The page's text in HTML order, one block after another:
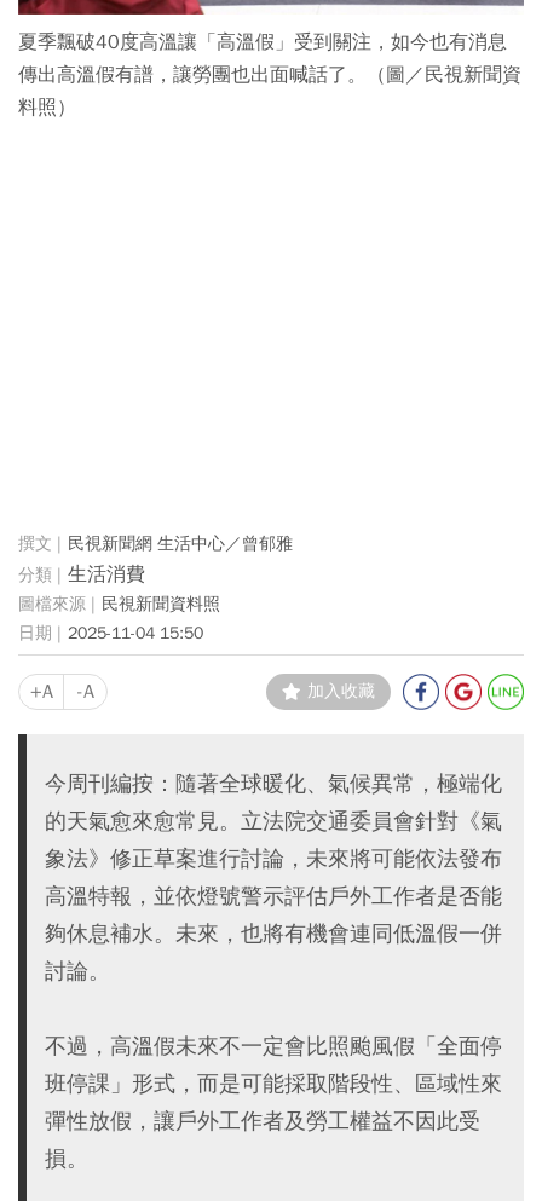
夏季飄破40度高溫讓「高溫假」受到關注，如今也有消息
傳出高溫假有譜，讓勞團也出面喊話了。（圖／民視新聞資
料照）
民視新聞網 生活中心／曾郁雅
生活消費
民視新聞資料照
2025-11-04 15:50
+A -A 加入收藏
今周刊編按：隨著全球暖化、氣候異常，極端化
的天氣愈來愈常見。立法院交通委員會針對《氣
象法》修正草案進行討論，未來將可能依法發布
高溫特報，並依燈號警示評估戶外工作者是否能
夠休息補水。未來，也將有機會連同低溫假一併
討論。
不過，高溫假未來不一定會比照颱風假「全面停
班停課」形式，而是可能採取階段性、區域性來
彈性放假，讓戶外工作者及勞工權益不因此受
損。